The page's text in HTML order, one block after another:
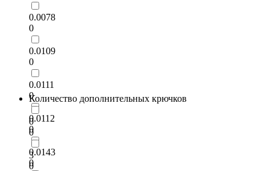
0.0078
0
0.0109
0
0.0111
0
0.0112
0
0.0143
0
Количество дополнительных крючков
0
0
3
0